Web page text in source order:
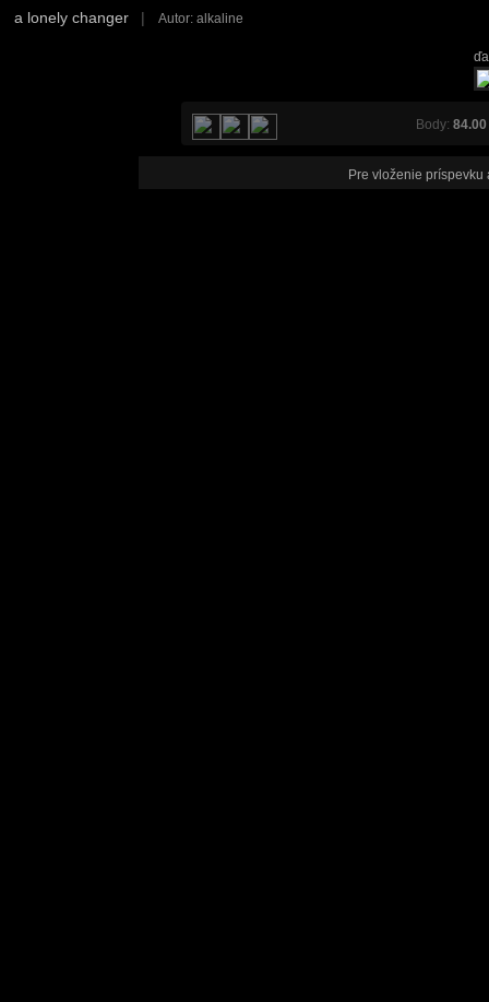
a lonely changer | Autor: alkaline
Body: 84.00
Pre vloženie